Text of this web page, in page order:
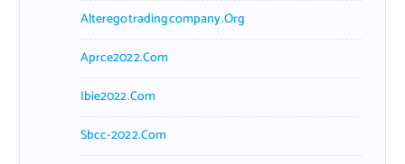
Alteregotradingcompany.org
Aprce2022.com
Ibie2022.com
Sbcc-2022.com